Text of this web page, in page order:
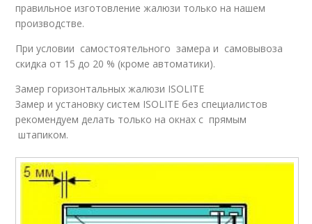
правильное изготовление жалюзи только на нашем
производстве.
При условии самостоятельного замера и самовывоза
скидка от 15 до 20 % (кроме автоматики).
Замер горизонтальных жалюзи ISOLITE
Замер и установку систем ISOLITE без специалистов
рекомендуем делать только на окнах с прямым
штапиком.